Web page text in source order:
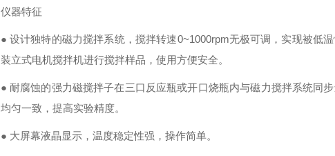
仪器特征
● 设计独特的磁力搅拌系统，搅拌转速0~1000rpm无极可调，实现被低
装立式电机搅拌机进行搅拌样品，使用方便安全。
● 耐腐蚀的强力磁搅拌子在三口反应瓶或开口烧瓶内与磁力搅拌系统同
均匀一致，提高实验精度。
● 大屏幕液晶显示，温度稳定性强，操作简单。